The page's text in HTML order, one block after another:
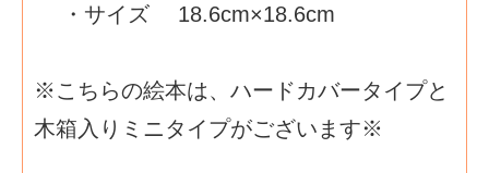
・サイズ 18.6cm×18.6cm
※こちらの絵本は、ハードカバータイプと
木箱入りミニタイプがございます※